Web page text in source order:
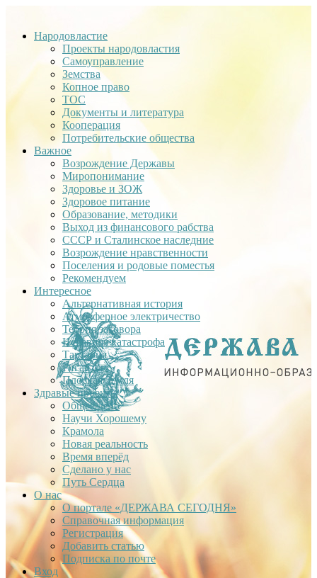
Народовластие
Проекты народовластия
Самоуправление
Земства
Копное право
ТОС
Документы и литература
Кооперация
Потребительские общества
Важное
Возрождение Державы
Миропонимание
Здоровье и ЗОЖ
Здоровое питание
Образование, методики
Выход из финансового рабства
СССР и Сталинское наследние
Возрождение нравственности
Поселения и родовые поместья
Рекомендуем
Интересное
Альтернативная история
Атмосферное электричество
Теория заговора
Недавняя катастрофа
Тартария
Гиганты
Плоская Земля
Здравые проекты
Общее дело
Научи Хорошему
Крамола
Новая реальность
Время вперёд
Сделано у нас
Путь Сердца
О нас
О портале «ДЕРЖАВА СЕГОДНЯ»
Справочная информация
Регистрация
Добавить статью
Подписка по почте
Вход